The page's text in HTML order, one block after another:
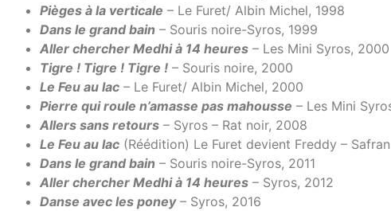
Pièges à la verticale – Le Furet/ Albin Michel, 1998
Dans le grand bain – Souris noire-Syros, 1999
Aller chercher Medhi à 14 heures – Les Mini Syros, 2000
Tigre ! Tigre ! Tigre ! – Souris noire, 2000
Le Feu au lac – Le Furet/ Albin Michel, 2000
Pierre qui roule n’amasse pas mahousse – Les Mini
Allers sans retours – Syros – Rat noir, 2008
Le Feu au lac (Réédition) Le Furet devient Freddy –
Dans le grand bain – Souris noire-Syros, 2011
Aller chercher Medhi à 14 heures – Syros, 2012
Danse avec les poney– Syros, 2016